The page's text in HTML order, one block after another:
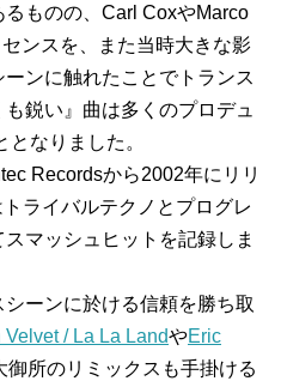
ものの、Carl CoxやMarco
ンスを、また当時大きな影
ンに触れたことでトランス
鋭い』曲は多くのプロデュ
なりました。
Recordsから2002年にリリ
トライバルテクノとプログレ
マッシュヒットを記録しま
ーンに於ける信頼を勝ち取
Velvet / La La LandやEric
御所のリミックスも手掛ける